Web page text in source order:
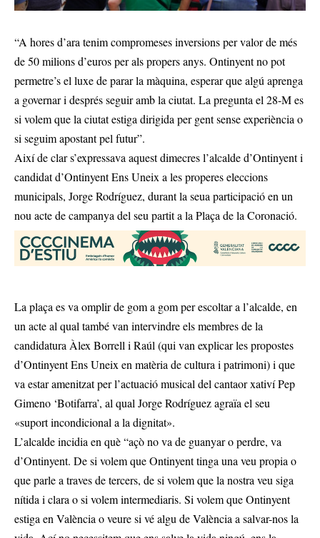
“A hores d’ara tenim compromeses inversions per valor de més
de 50 milions d’euros per als propers anys. Ontinyent no pot
permetre’s el luxe de parar la màquina, esperar que algú aprenga
a governar i després seguir amb la ciutat. La pregunta el 28-M es
si volem que la ciutat estiga dirigida per gent sense experiència o
si seguim apostant pel futur”.
Així de clar s’expressava aquest dimecres l’alcalde d’Ontinyent i
candidat d’Ontinyent Ens Uneix a les properes eleccions
municipals, Jorge Rodríguez, durant la seua participació en un
nou acte de campanya del seu partit a la Plaça de la Coronació.
La plaça es va omplir de gom a gom per escoltar a l’alcalde, en
un acte al qual també van intervindre els membres de la
candidatura Àlex Borrell i Raúl (qui van explicar les propostes
d’Ontinyent Ens Uneix en matèria de cultura i patrimoni) i que
va estar amenitzat per l’actuació musical del cantaor xativí Pep
Gimeno ‘Botifarra’, al qual Jorge Rodríguez agraïa el seu
«suport incondicional a la dignitat».
L’alcalde incidia en què “açò no va de guanyar o perdre, va
d’Ontinyent. De si volem que Ontinyent tinga una veu propia o
que parle a traves de tercers, de si volem que la nostra veu siga
nítida i clara o si volem intermediaris. Si volem que Ontinyent
estiga en València o veure si vé algu de València a salvar-nos la